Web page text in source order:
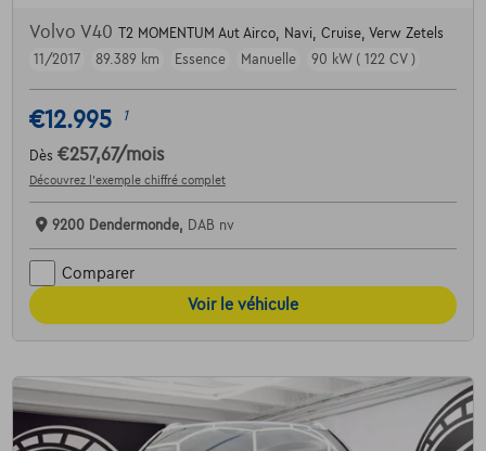
Volvo V40
T2 MOMENTUM Aut Airco, Navi, Cruise, Verw Zetels
11/2017
89.389 km Essence Manuelle 90 kW ( 122 CV )
€12.995 1
Dès €257,67/mois
Découvrez l’exemple chiffré complet
9200 Dendermonde, DAB nv
Comparer
Voir le véhicule